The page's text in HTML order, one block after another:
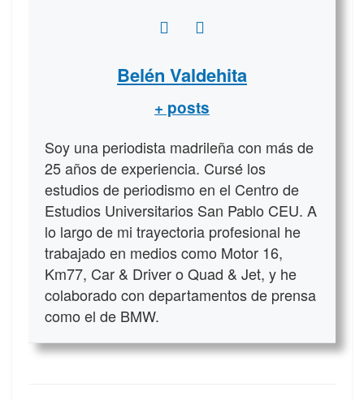
Belén Valdehita
+ posts
Soy una periodista madrileña con más de
25 años de experiencia. Cursé los
estudios de periodismo en el Centro de
Estudios Universitarios San Pablo CEU. A
lo largo de mi trayectoria profesional he
trabajado en medios como Motor 16,
Km77, Car & Driver o Quad & Jet, y he
colaborado con departamentos de prensa
como el de BMW.